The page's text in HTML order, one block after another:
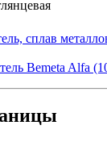
сплав
Bemeta Alfa